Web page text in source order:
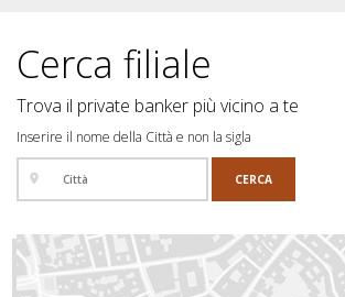
Cerca filiale
Trova il private banker più vicino a te
Inserire il nome della Città e non la sigla